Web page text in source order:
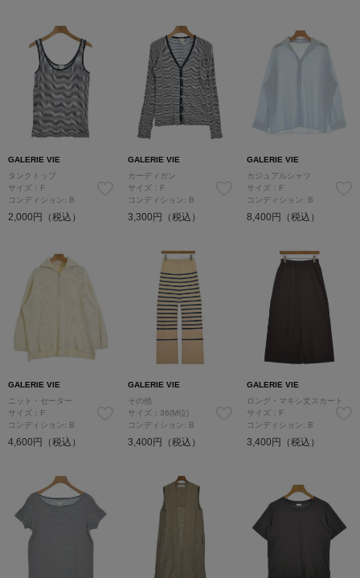
GALERIE VIE
タンクトップ
サイズ：F
コンディション: B
2,000円（税込）
GALERIE VIE
カーディガン
サイズ：F
コンディション: B
3,300円（税込）
GALERIE VIE
カジュアルシャツ
サイズ：F
コンディション: B
8,400円（税込）
GALERIE VIE
ニット・セーター
サイズ：F
コンディション: B
4,600円（税込）
GALERIE VIE
その他
サイズ：36(M位)
コンディション: B
3,400円（税込）
GALERIE VIE
ロング・マキシ丈スカート
サイズ：F
コンディション: B
3,400円（税込）